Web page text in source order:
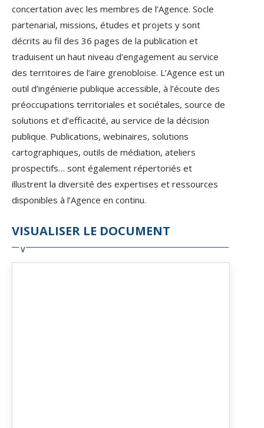
concertation avec les membres de l’Agence. Socle
partenarial, missions, études et projets y sont
décrits au fil des 36 pages de la publication et
traduisent un haut niveau d’engagement au service
des territoires de l’aire grenobloise. L’Agence est un
outil d’ingénierie publique accessible, à l’écoute des
préoccupations territoriales et socié­tales, source de
solutions et d’efficacité, au service de la décision
publique. Publications, webinaires, solutions
cartographiques, outils de médiation, ateliers
prospectifs… sont également répertoriés et
illustrent la diversité des expertises et ressources
disponibles à l’Agence en continu.
VISUALISER LE DOCUMENT